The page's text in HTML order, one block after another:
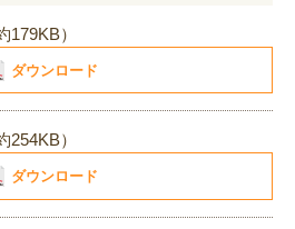
）
ダウンロード
）
ダウンロード